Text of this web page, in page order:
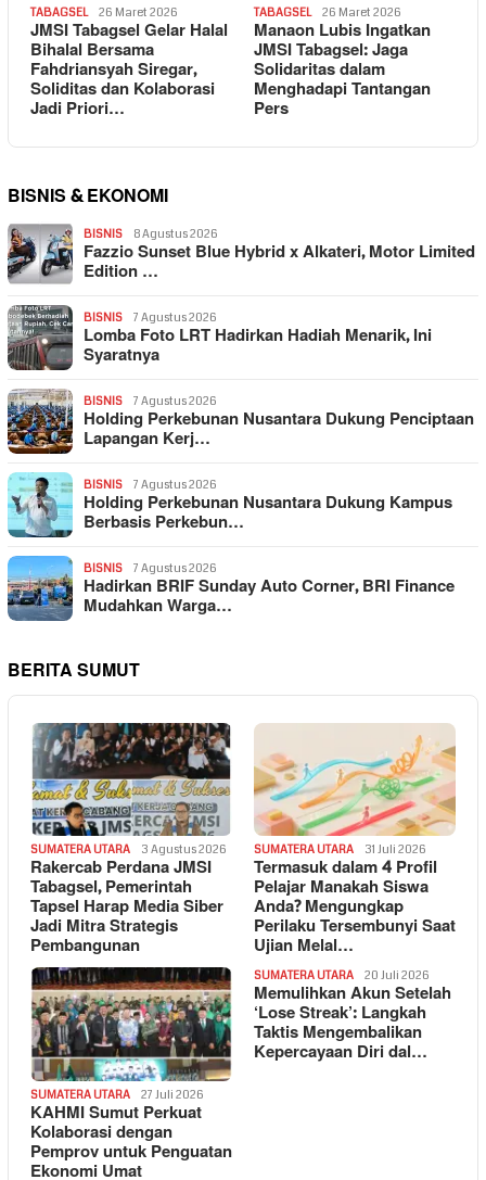
TABAGSEL 26 Maret 2026
JMSI Tabagsel Gelar Halal
Bihalal Bersama
Fahdriansyah Siregar,
Soliditas dan Kolaborasi
Jadi Priori…
TABAGSEL 26 Maret 2026
Manaon Lubis Ingatkan
JMSI Tabagsel: Jaga
Solidaritas dalam
Menghadapi Tantangan
Pers
BISNIS & EKONOMI
BISNIS 8 Agustus 2026
Fazzio Sunset Blue Hybrid x Alkateri, Motor Limited
Edition …
BISNIS 7 Agustus 2026
Lomba Foto LRT Hadirkan Hadiah Menarik, Ini
Syaratnya
BISNIS 7 Agustus 2026
Holding Perkebunan Nusantara Dukung Penciptaan
Lapangan Kerj…
BISNIS 7 Agustus 2026
Holding Perkebunan Nusantara Dukung Kampus
Berbasis Perkebun…
BISNIS 7 Agustus 2026
Hadirkan BRIF Sunday Auto Corner, BRI Finance
Mudahkan Warga…
BERITA SUMUT
SUMATERA UTARA 3 Agustus 2026
Rakercab Perdana JMSI
Tabagsel, Pemerintah
Tapsel Harap Media Siber
Jadi Mitra Strategis
Pembangunan
SUMATERA UTARA 31 Juli 2026
Termasuk dalam 4 Profil
Pelajar Manakah Siswa
Anda? Mengungkap
Perilaku Tersembunyi Saat
Ujian Melal…
SUMATERA UTARA 27 Juli 2026
KAHMI Sumut Perkuat
Kolaborasi dengan
Pemprov untuk Penguatan
Ekonomi Umat
SUMATERA UTARA 20 Juli 2026
Memulihkan Akun Setelah
‘Lose Streak’: Langkah
Taktis Mengembalikan
Kepercayaan Diri dal…